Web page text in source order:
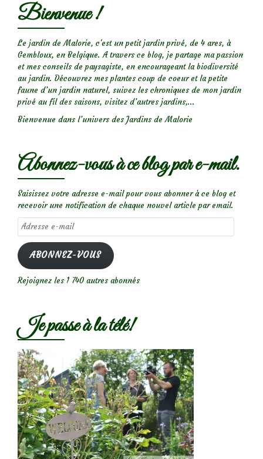
Bienvenue !
Le jardin de Malorie, c'est un petit jardin privé, de 4 ares, à
Gembloux, en Belgique. A travers ce blog, je partage ma passion
et mes conseils de paysagiste, en encourageant la biodiversité
au jardin. Découvrez mes plantes coup de coeur et la petite
faune d’un jardin naturel, suivez les chroniques de mon jardin
privé au fil des saisons, visitez d’autres jardins,...
Bienvenue dans l’univers des Jardins de Malorie
Abonnez-vous à ce blog par e-mail.
Saisissez votre adresse e-mail pour vous abonner à ce blog et
recevoir une notification de chaque nouvel article par email.
Adresse
e-
mail
ABONNEZ-VOUS
Rejoignez les 1 740 autres abonnés
Je passe à la télé!